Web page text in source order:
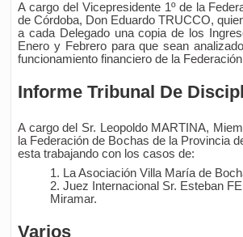
A cargo del Vicepresidente 1º de la
de Córdoba, Don Eduardo TRUCCO,
a cada Delegado una copia de los
Enero y Febrero para que sean
funcionamiento financiero de la
Informe Tribunal De
A cargo del Sr. Leopoldo MARTINA,
la Federación de Bochas de la Provincia
esta trabajando con los casos de:
La Asociación Villa María de
Juez Internacional Sr. Esteban
Miramar.
Varios